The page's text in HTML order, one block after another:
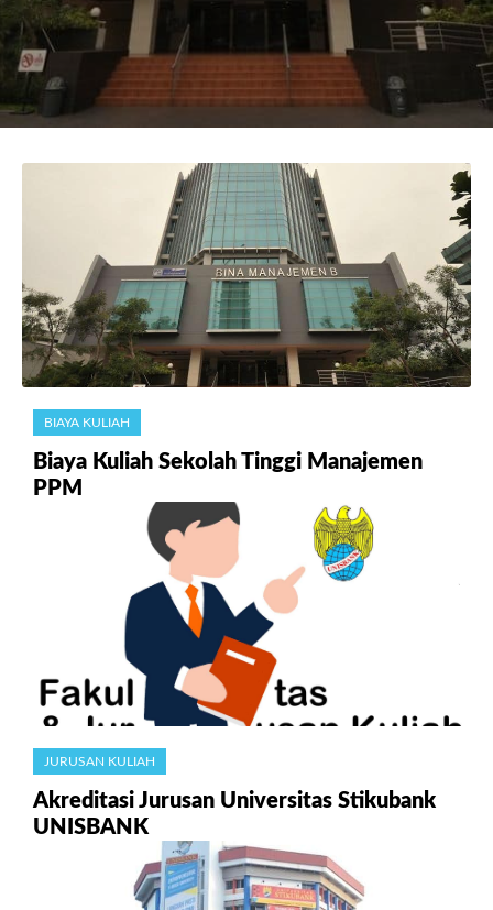
BIAYA KULIAH
Biaya Kuliah Sekolah Tinggi Manajemen
PPM
JURUSAN KULIAH
Akreditasi Jurusan Universitas Stikubank
UNISBANK